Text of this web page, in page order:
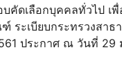
ดเลือกบุคคลทั่วไป เพื่
ระเบียบกระทรวงสาธ
ประกาศ ณ วันที่ 29